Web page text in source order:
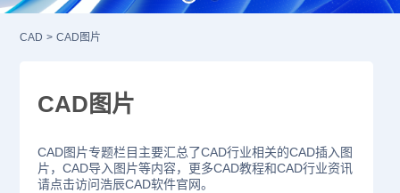
CAD > CAD图片
CAD图片
CAD图片专题栏目主要汇总了CAD行业相关的CAD插入图
片，CAD导入图片等内容，更多CAD教程和CAD行业资讯
请点击访问浩辰CAD软件官网。